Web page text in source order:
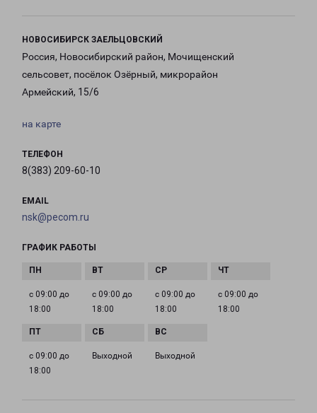
НОВОСИБИРСК ЗАЕЛЬЦОВСКИЙ
Россия, Новосибирский район, Мочищенский
сельсовет, посёлок Озёрный, микрорайон
Армейский, 15/6
на карте
ТЕЛЕФОН
8(383) 209-60-10
EMAIL
nsk@pecom.ru
ГРАФИК РАБОТЫ
с 09:00 до
18:00
с 09:00 до
18:00
с 09:00 до
18:00
с 09:00 до
18:00
с 09:00 до
18:00
Выходной Выходной